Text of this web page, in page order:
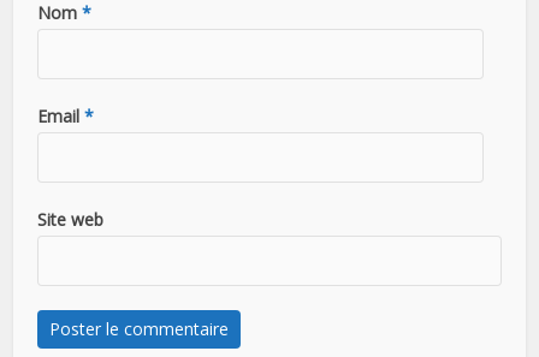
Nom *
Email *
Site web